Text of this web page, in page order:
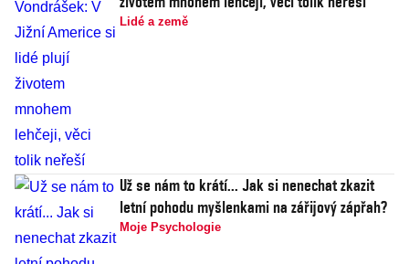
Lidé a země
Už se nám to krátí... Jak si nenechat zkazit
letní pohodu myšlenkami na zářijový zápřah?
Moje Psychologie